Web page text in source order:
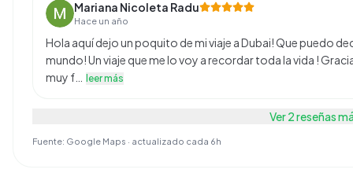
Mariana Nicoleta Radu
Hace un año
Hola aquí dejo un poquito de mi viaje a Dubai! Que puedo
mundo! Un viaje que me lo voy a recordar toda la vida !
muy f…
leer más
Ver2reseñas
Fuente: Google Maps · actualizado cada 6h